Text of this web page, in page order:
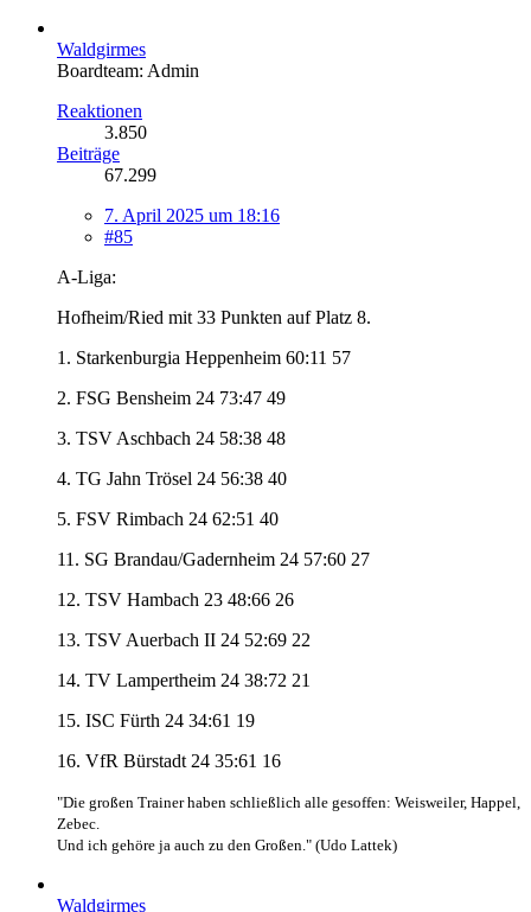
Waldgirmes
Boardteam: Admin
Reaktionen
3.850
Beiträge
67.299
7. April 2025 um 18:16
#85
A-Liga:
Hofheim/Ried mit 33 Punkten auf Platz 8.
1. Starkenburgia Heppenheim 60:11 57
2. FSG Bensheim 24 73:47 49
3. TSV Aschbach 24 58:38 48
4. TG Jahn Trösel 24 56:38 40
5. FSV Rimbach 24 62:51 40
11. SG Brandau/Gadernheim 24 57:60 27
12. TSV Hambach 23 48:66 26
13. TSV Auerbach II 24 52:69 22
14. TV Lampertheim 24 38:72 21
15. ISC Fürth 24 34:61 19
16. VfR Bürstadt 24 35:61 16
"Die großen Trainer haben schließlich alle gesoffen: Weisweiler, Happel,
Zebec.
Und ich gehöre ja auch zu den Großen." (Udo Lattek)
Waldgirmes